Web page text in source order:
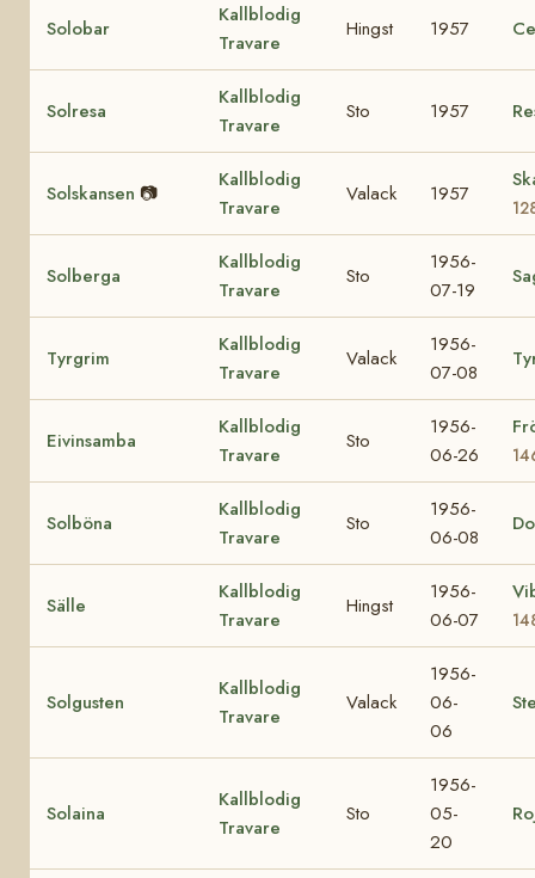
Solobar
Kallblodig
Travare
Hingst 1957
Solresa
Kallblodig
Travare
Sto 1957
Solskansen 📷
Kallblodig
Travare
Valack 1957
Solberga
Kallblodig
Travare
Sto
1956-
07-19
Tyrgrim
Kallblodig
Travare
Valack
1956-
07-08
Eivinsamba
Kallblodig
Travare
Sto
1956-
06-26
Solböna
Kallblodig
Travare
Sto
1956-
06-08
Sälle
Kallblodig
Travare
Hingst
1956-
06-07
Solgusten
Kallblodig
Travare
Valack
1956-
06-
06
Solaina
Kallblodig
Travare
Sto
1956-
05-
20